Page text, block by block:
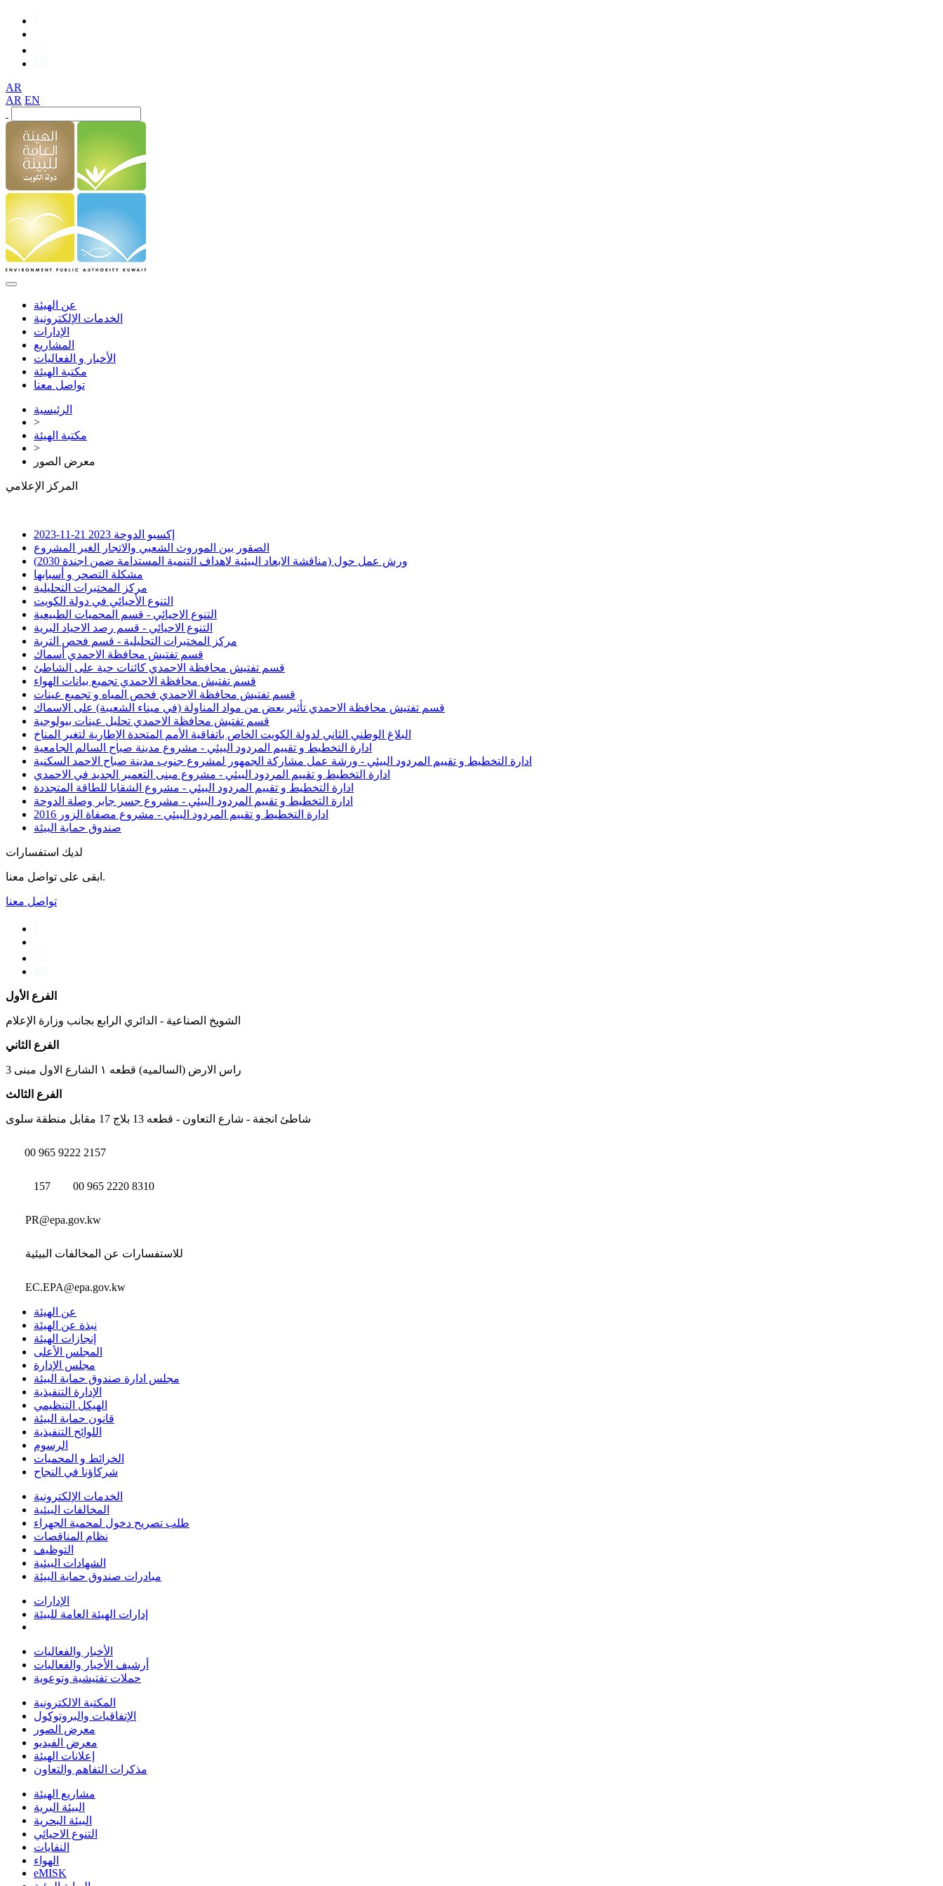
AR
AR EN
عن الهيئة
الخدمات الإلكترونية
الإدارات
المشاريع
الأخبار و الفعاليات
مكتبة الهيئة
تواصل معنا
الرئيسية
>
مكتبة الهيئة
>
معرض الصور
المركز الإعلامي
إكسبو الدوحة 2023
21-11-2023
الصقور بين الموروث الشعبي والاتجار الغير المشروع
ورش عمل حول (مناقشة الابعاد البيئية لاهداف التنمية المستدامة ضمن اجندة 2030)
مشكلة التصحر و أسبابها
مركز المختبرات التحليلية
التنوع الأحيائي في دولة الكويت
التنوع الاحيائي - قسم المحميات الطبيعية
التنوع الاحيائي - قسم رصد الاحياد البرية
مركز المختبرات التحليلية - قسم فحص التربة
قسم تفتيش محافظة الاحمدي أسماك
قسم تفتيش محافظة الاحمدي كائنات حية على الشاطئ
قسم تفتيش محافظة الاحمدي تجميع بيانات الهواء
قسم تفتيش محافظة الاحمدي فحص المياه و تجميع عينات
قسم تفتيش محافظة الاحمدي تأثير بعض من مواد المناولة (في ميناء الشعيبة) على الاسماك
قسم تفتيش محافظة الاحمدي تحليل عينات بيولوجية
البلاغ الوطني الثاني لدولة الكويت الخاص باتفاقية الأمم المتحدة الإطارية لتغير المناخ
ادارة التخطيط و تقييم المردود البيئي - مشروع مدينة صباح السالم الجامعية
ادارة التخطيط و تقييم المردود البيئي - ورشة عمل مشاركة الجمهور لمشروع جنوب مدينة صباح الاحمد السكنية
ادارة التخطيط و تقييم المردود البيئي - مشروع مبنى التعمير الجديد في الاحمدي
ادارة التخطيط و تقييم المردود البيئي - مشروع الشقايا للطاقة المتجددة
ادارة التخطيط و تقييم المردود البيئي - مشروع جسر جابر وصلة الدوحة
ادارة التخطيط و تقييم المردود البيئي - مشروع مصفاة الزور 2016
صندوق حماية البيئة
لديك استفسارات
ابقى على تواصل معنا.
تواصل معنا
الفرع الأول
الشويخ الصناعية - الدائري الرابع بجانب وزارة الإعلام
الفرع الثاني
راس الارض (السالميه) قطعه ١ الشارع الاول مبنى 3
الفرع الثالث
شاطئ انجفة - شارع التعاون - قطعه 13 بلاج 17 مقابل منطقة سلوى
00 965 9222 2157
157 00 965 2220 8310
PR@epa.gov.kw
للاستفسارات عن المخالفات البيئية
EC.EPA@epa.gov.kw
عن الهيئة
نبذة عن الهيئة
إنجازات الهيئة
المجلس الأعلى
مجلس الإدارة
مجلس ادارة صندوق حماية البيئة
الإدارة التنفيذية
الهيكل التنظيمي
قانون حماية البيئة
اللوائح التنفيذية
الرسوم
الخرائط و المحميات
شركاؤنا في النجاح
الخدمات الإلكترونية
المخالفات البيئية
طلب تصريح دخول لمحمية الجهراء
نظام المناقصات
التوظيف
الشهادات البيئية
مبادرات صندوق حماية البيئة
الإدارات
إدارات الهيئة العامة للبيئة
الأخبار والفعاليات
أرشيف الأخبار والفعاليات
حملات تفتيشية وتوعوية
المكتبة الالكترونية
الإتفاقيات والبروتوكول
معرض الصور
معرض الفيديو
إعلانات الهيئة
مذكرات التفاهم والتعاون
مشاريع الهيئة
البيئة البرية
البيئة البحرية
التنوع الاحيائي
النفايات
الهواء
eMISK